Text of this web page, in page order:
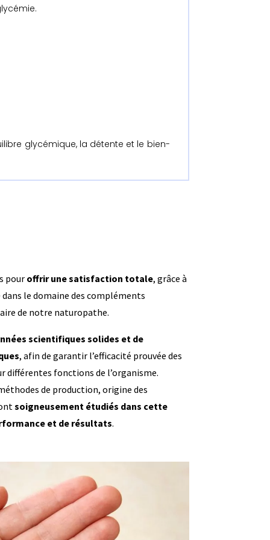
glycémique, la détente et le bien-
pour offrir une satisfaction totale, grâce à
dans le domaine des compléments
de notre naturopathe.
scientifiques solides et de
, afin de garantir l’efficacité prouvée des
différentes fonctions de l’organisme.
de production, origine des
soigneusement étudiés dans cette
et de résultats.